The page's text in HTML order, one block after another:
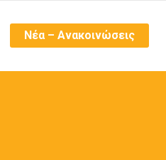
Νέα – Ανακοινώσεις